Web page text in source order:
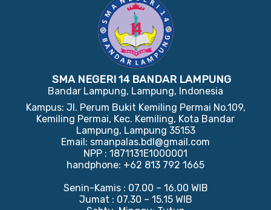
SMA NEGERI 14 BANDAR LAMPUNG
Bandar Lampung, Lampung, Indonesia
Kampus: Jl. Perum Bukit Kemiling Permai No.109,
Kemiling Permai, Kec. Kemiling, Kota Bandar
Lampung, Lampung 35153
Email: smanpalas.bdl@gmail.com
NPP : 1871131E1000001
handphone: +62 813 792 1665
Senin-Kamis : 07.00 – 16.00 WIB
Jumat : 07.30 – 15.15 WIB